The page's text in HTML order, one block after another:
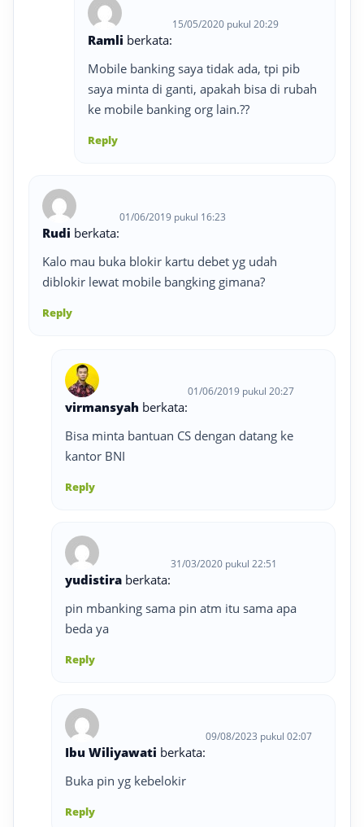
Ramli berkata:
15/05/2020 pukul 20:29
Mobile banking saya tidak ada, tpi pib
saya minta di ganti, apakah bisa di rubah
ke mobile banking org lain.??
Reply
Rudi berkata:
01/06/2019 pukul 16:23
Kalo mau buka blokir kartu debet yg udah
diblokir lewat mobile bangking gimana?
Reply
virmansyah berkata:
01/06/2019 pukul 20:27
Bisa minta bantuan CS dengan datang ke
kantor BNI
Reply
yudistira berkata:
31/03/2020 pukul 22:51
pin mbanking sama pin atm itu sama apa
beda ya
Reply
Ibu Wiliyawati berkata:
09/08/2023 pukul 02:07
Buka pin yg kebelokir
Reply